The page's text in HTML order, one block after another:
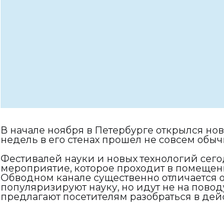
В начале ноября в Петербурге открылся
недель в его стенах прошел не совсем
Фестивалей науки и новых технологий
мероприятие, которое проходит в
Обводном канале существенно отличается
популяризируют науку, но идут не на
предлагают посетителям разобраться в